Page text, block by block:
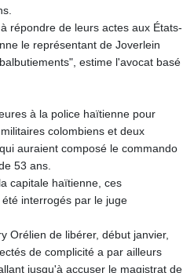
répondre de leurs actes aux États-
le représentant de Joverlein
estime l'avocat basé
à la police haïtienne pour
colombiens et deux
auraient composé le commando
53 ans.
capitale haïtienne, ces
interrogés par le juge
Orélien de libérer, début janvier,
de complicité a par ailleurs
jusqu'à accuser le magistrat de